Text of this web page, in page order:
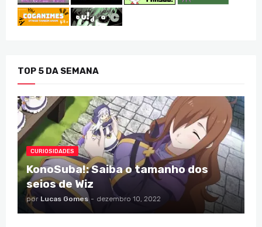
TOP 5 DA SEMANA
CURIOSIDADES
KonoSuba!: Saiba o tamanho dos
seios de Wiz
por Lucas Gomes - dezembro 10, 2022